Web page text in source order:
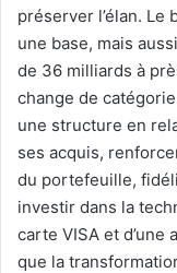
préserver l’élan. Le
une base, mais
de 36 milliards à
change de
une structure en
ses acquis,
du portefeuille,
investir dans la
carte VISA et
que la